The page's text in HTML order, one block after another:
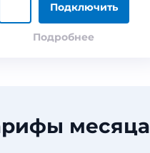
Подключить
Подробнее
месяца